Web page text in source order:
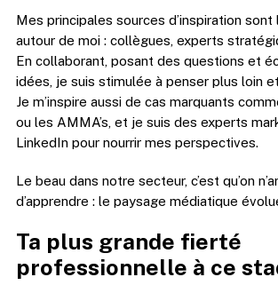
Mes principales sources d’inspiration
autour de moi : collègues, experts
En collaborant, posant des questions et
idées, je suis stimulée à penser plus loin
Je m’inspire aussi de cas marquants
ou les AMMA’s, et je suis des experts
LinkedIn pour nourrir mes perspectives.
Le beau dans notre secteur, c’est qu’on
d’apprendre : le paysage médiatique
Ta plus grande fierté
professionnelle à ce